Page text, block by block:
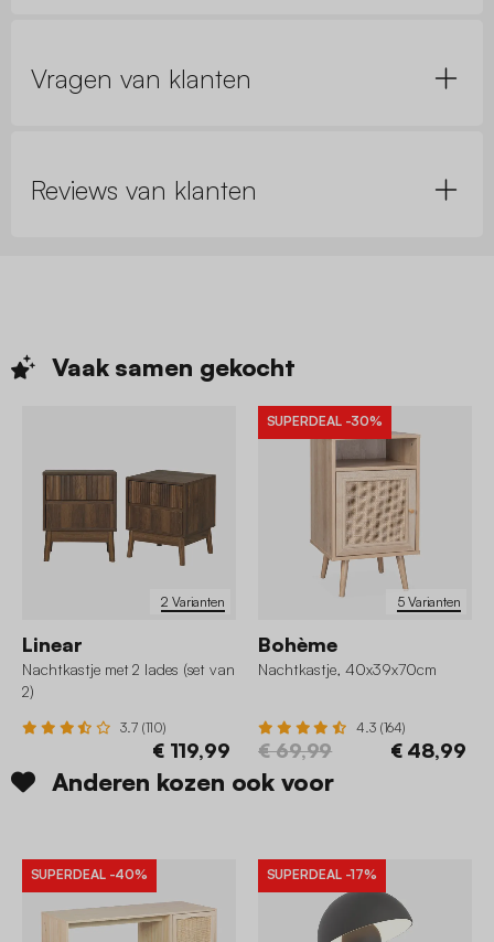
Vragen van klanten
Reviews van klanten
Vaak samen gekocht
2 Varianten
Linear
Nachtkastje met 2 lades (set van
2)
3.7 (110)
€ 119,99
5 Varianten
SUPERDEAL -30%
Bohème
Nachtkastje, 40x39x70cm
4.3 (164)
€ 69,99 € 48,99
Anderen kozen ook voor
SUPERDEAL -40% SUPERDEAL -17%